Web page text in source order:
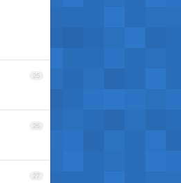
25
26
27